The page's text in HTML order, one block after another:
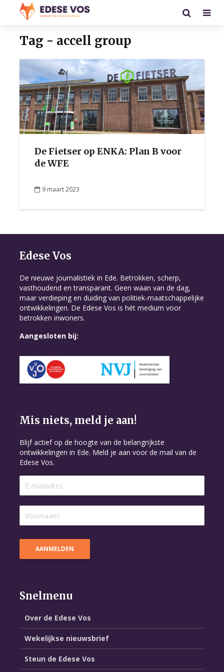
Tag - accell group
De Fietser op ENKA: Plan B voor
de WFE
9 maart 2023
Edese Vos
De nieuwe journalistiek in Ede. Betrokken, scherp,
vasthoudend en transparant. Geen waan van de dag,
maar verdieping en duiding van politiek-maatschappelijke
ontwikkelingen. De Edese Vos is hét medium voor
betrokken inwoners.
Aangesloten bij:
Mis niets, meld je aan!
Blijf actief op de hoogte van de belangrijkste
ontwikkelingen in Ede. Meld je aan voor de mail van de
Edese Vos.
Snelmenu
Over de Edese Vos
Wekelijkse nieuwsbrief
Steun de Edese Vos